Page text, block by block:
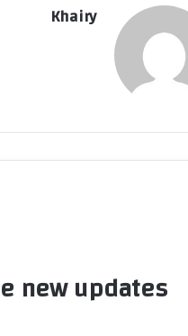
Khairy
new updates!